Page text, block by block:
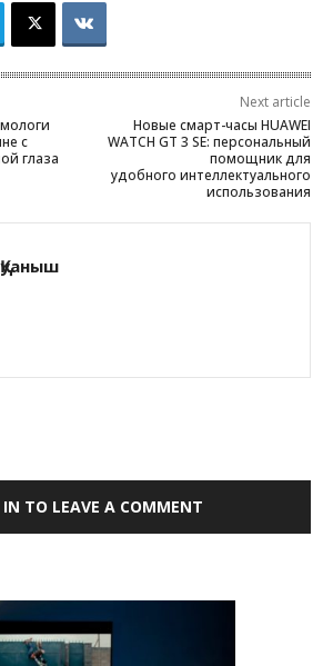
с
глаза
Next article
Новые смарт-часы HUAWEI
WATCH GT 3 SE: персональный
помощник для
удобного интеллектуального
использования
Қуаныш
IN TO LEAVE A COMMENT